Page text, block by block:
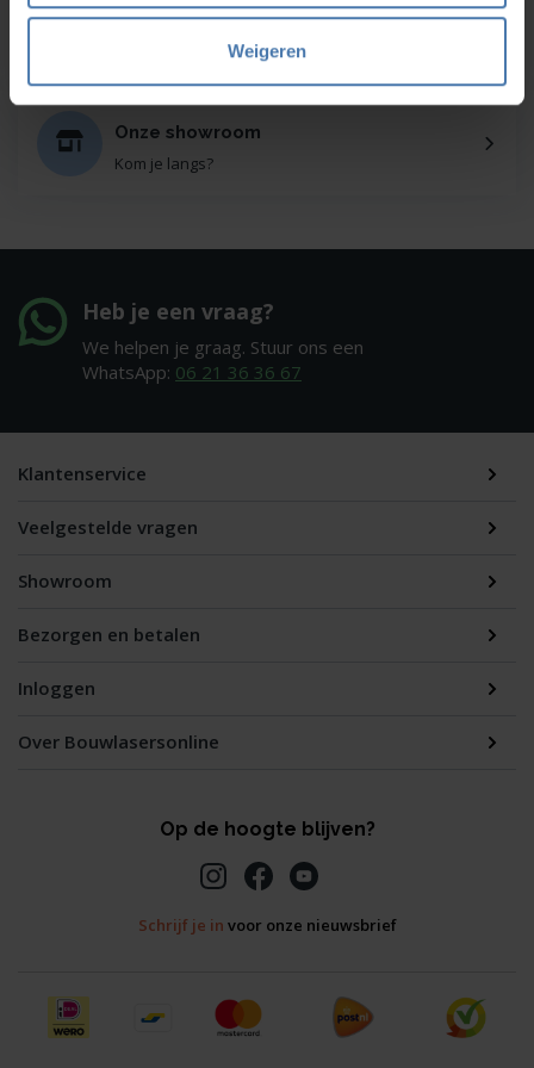
Weigeren
Service en kalibratie
Onze eigen service afdeling
Onze showroom
Kom je langs?
Heb je een vraag?
We helpen je graag. Stuur ons een
WhatsApp: 06 21 36 36 67
Klantenservice
Veelgestelde vragen
Showroom
Bezorgen en betalen
Inloggen
Over Bouwlasersonline
Op de hoogte blijven?
Schrijf je in voor onze nieuwsbrief